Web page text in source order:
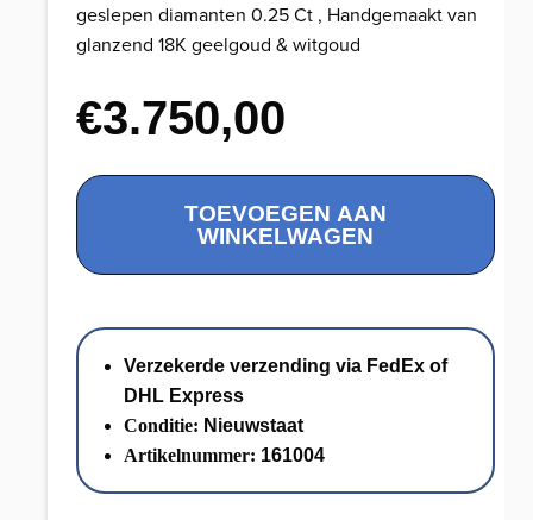
geslepen diamanten 0.25 Ct , Handgemaakt van
glanzend 18K geelgoud & witgoud
€3.750,00
Prachtige
Ring
met
carat
Briljant
KRT
aantal
TOEVOEGEN AAN
WINKELWAGEN
Verzekerde verzending via FedEx of
DHL Express
Conditie: Nieuwstaat
Artikelnummer: 161004